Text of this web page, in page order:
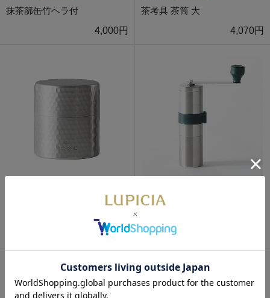
抹茶篩缶竹ヘラ付
4,000円
茶考具 茶筒 大
4,070円
3,850円
数量限定